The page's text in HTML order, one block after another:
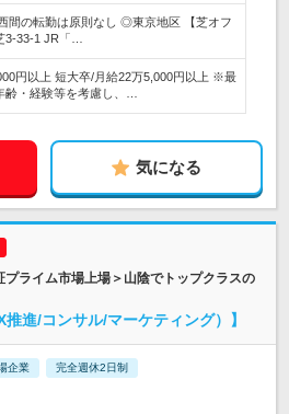
間の転勤は原則なし ◎東京地区 【芝オフ
3-33-1 JR「…
円以上 短大卒/月給22万5,000円以上 ※最
齢・経験等を考慮し、…
気になる
ライム市場上場＞山陰でトップクラスの
推進/コンサル/マーケティング）】
企業 完全週休2日制